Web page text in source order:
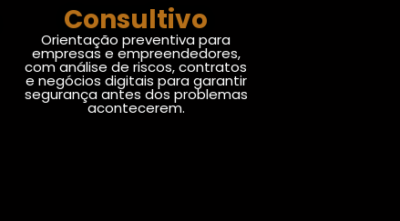
Consultivo
Orientação preventiva para
empresas e empreendedores,
com análise de riscos, contratos
e negócios digitais para garantir
segurança antes dos problemas
acontecerem.